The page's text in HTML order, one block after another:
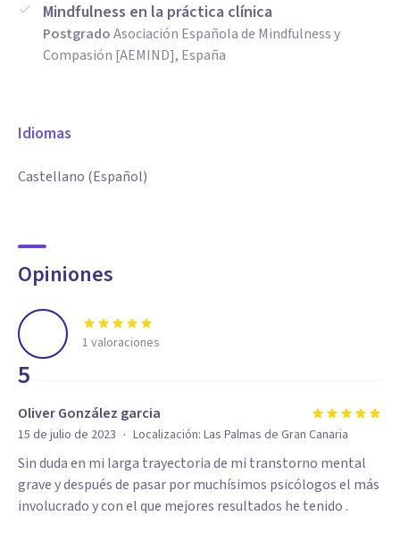
Mindfulness en la práctica clínica
PostgradoAsociación Española de Mindfulness y
Compasión [AEMIND], España
Idiomas
Castellano (Español)
Opiniones
5
1 valoraciones
Oliver González garcia
15 de julio de 2023 · Localización: Las Palmas de Gran Canaria
Sin duda en mi larga trayectoria de mi transtorno mental
grave y después de pasar por muchísimos psicólogos el más
involucrado y con el que mejores resultados he tenido .